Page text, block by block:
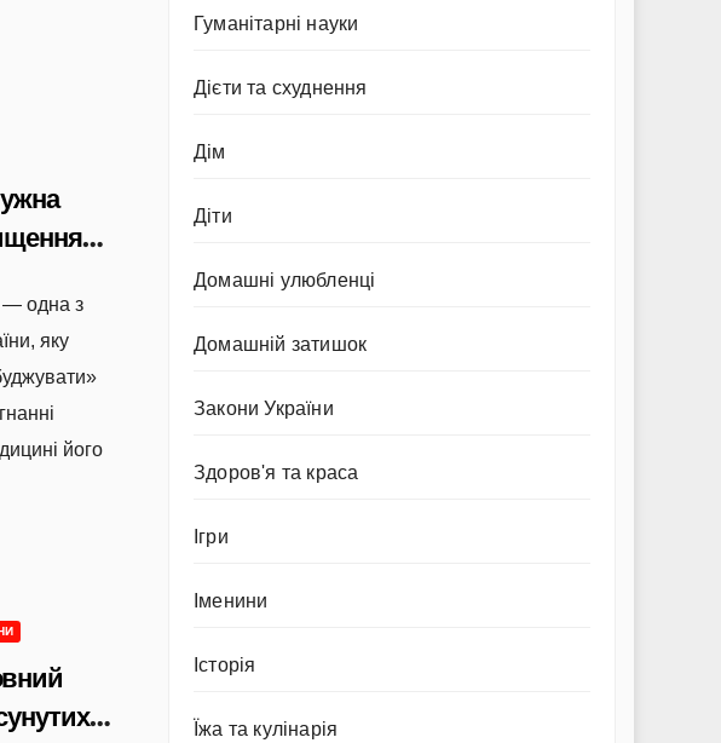
— одна з
яку
його
Гуманітарні науки
Дієти та схуднення
Дім
Діти
Домашні улюбленці
Домашній затишок
Закони України
Здоров'я та краса
Ігри
Іменини
Історія
Їжа та кулінарія